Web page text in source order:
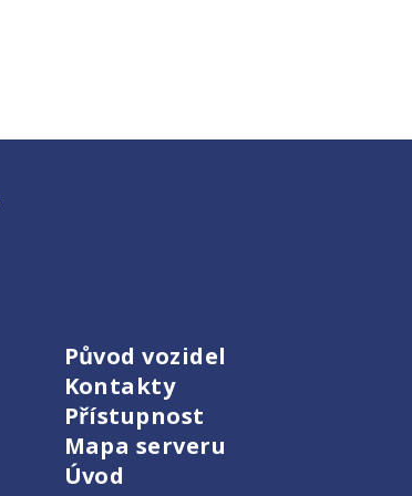
Původ vozidel
Kontakty
Přístupnost
Mapa serveru
Úvod